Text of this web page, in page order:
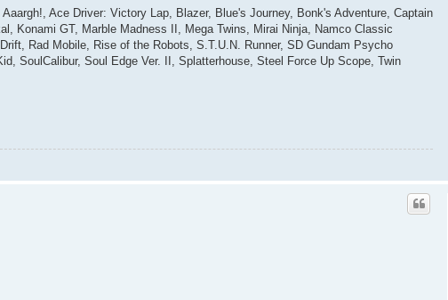
Ace Driver: Victory Lap, Blazer, Blue's Journey, Bonk's Adventure, Captain
Konami GT, Marble Madness II, Mega Twins, Mirai Ninja, Namco Classic
Rad Mobile, Rise of the Robots, S.T.U.N. Runner, SD Gundam Psycho
SoulCalibur, Soul Edge Ver. II, Splatterhouse, Steel Force Up Scope, Twin